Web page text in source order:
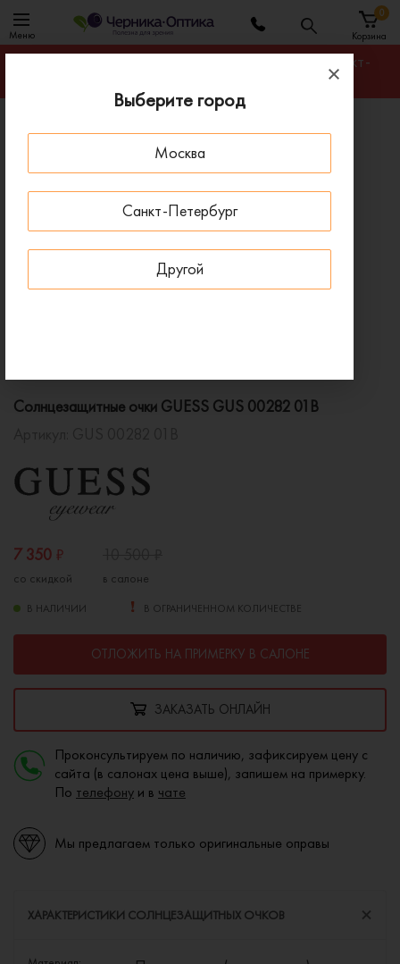
Выберите город
Москва
Санкт-Петербург
Другой
Меню Корзина
0
Гарантируем лучшую цену на любую оправу в Санкт-
Главная
Солнцезащитные очки
Солнцезащитные очки GUESS GUS 00282 01B
Солнцезащитные очки GUESS GUS 00282 01B
7 350 ₽
со скидкой в салоне
В НАЛИЧИИ В ОГРАНИЧЕННОМ КОЛИЧЕСТВЕ
ОТЛОЖИТЬ НА ПРИМЕРКУ В САЛОНЕ
ЗАКАЗАТЬ ОНЛАЙН
Проконсультируем по наличию, зафиксируем цену с
сайта (в салонах цена выше), запишем на примерку.
По телефону и в чате
Мы предлагаем только оригинальные оправы
ХАРАКТЕРИСТИКИ СОЛНЦЕЗАЩИТНЫХ ОЧКОВ
- 30 % ДО 15 АВГУСТА